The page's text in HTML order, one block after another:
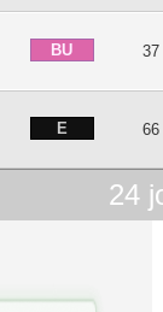
BU 37
E 66
24